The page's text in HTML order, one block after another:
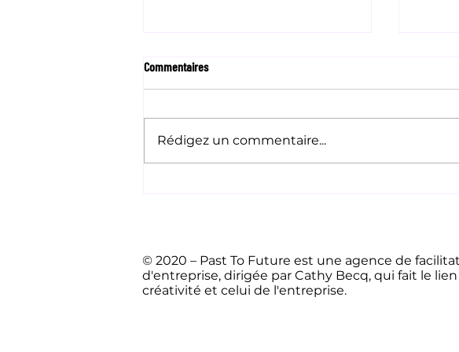
Commentaires
Rédigez un commentaire...
© 2020 – Past To Future est une agence de
d'entreprise, dirigée par Cathy Becq, qui fait le
créativité et celui de l'entreprise.